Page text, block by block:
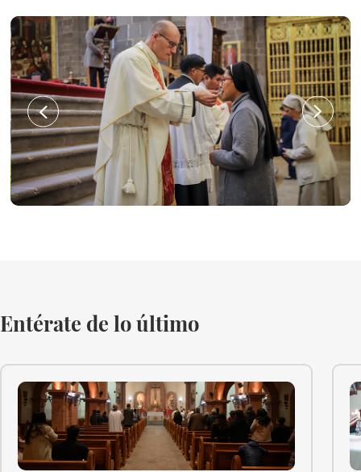
Entérate de lo último